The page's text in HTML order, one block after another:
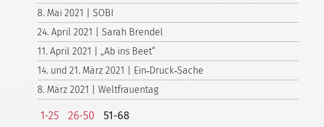
8. Mai 2021 | SOBI
24. April 2021 | Sarah Brendel
11. April 2021 | „Ab ins Beet“
14. und 21. März 2021 | Ein‑Druck‑Sache
8. März 2021 | Weltfrauentag
1-25 26-50 51-68